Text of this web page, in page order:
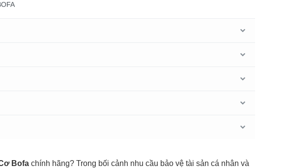
Bofa chính hãng? Trong bối cảnh nhu cầu bảo vệ tài sản cá nhân và